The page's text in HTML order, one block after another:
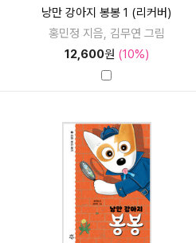
낭만 강아지 봉봉 1 (리커버)
홍민정 지음, 김무연 그림
12,600원 (10%)